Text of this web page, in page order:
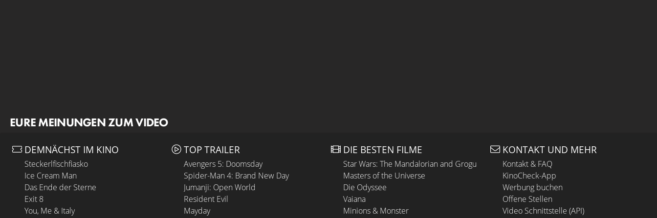
EURE MEINUNGEN ZUM VIDEO
DEMNÄCHST IM KINO
Steckerlfischfiasko
Ice Cream Man
Das Ende der Sterne
Exit 8
You, Me & Italy
TOP TRAILER
Avengers 5: Doomsday
Spider-Man 4: Brand New Day
Jumanji: Open World
Resident Evil
Mayday
DIE BESTEN FILME
Star Wars: The Mandalorian and Grogu
Masters of the Universe
Die Odyssee
Vaiana
Minions & Monster
KONTAKT UND MEHR
Kontakt & FAQ
KinoCheck-App
Werbung buchen
Offene Stellen
Video Schnittstelle (API)